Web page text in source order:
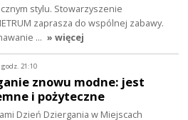
stylu. Stowarzyszenie
zaprasza do wspólnej zabawy.
… » więcej
godz. 21:10
znowu modne: jest
i pożyteczne
Dzień Dziergania w Miejscach